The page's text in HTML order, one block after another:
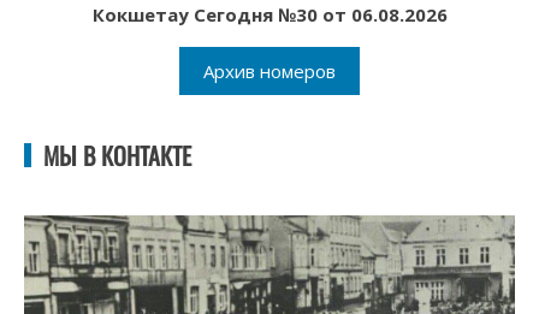
Кокшетау Сегодня №30 от 06.08.2026
Архив номеров
МЫ В КОНТАКТЕ